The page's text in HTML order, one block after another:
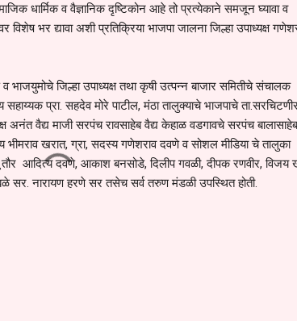
धार्मिक व वैज्ञानिक दृष्टिकोन आहे तो प्रत्येकाने समजून घ्यावा व
विशेष भर द्यावा अशी प्रतिक्रिया भाजपा जालना जिल्हा उपाध्यक्ष
भाजयुमोचे जिल्हा उपाध्यक्ष तथा कृषी उत्पन्न बाजार समितीचे संचालक
प्रा. सहदेव मोरे पाटील, मंठा तालुक्याचे भाजपाचे
अनंत वैद्य माजी सरपंच रावसाहेब वैद्य केहाळ वडगावचे सरपंच
भीमराव खरात, ग्रा, सदस्य गणेशराव दवणे व सोशल मीडिया चे तालुका
आदित्य दवणे, आकाश बनसोडे, दिलीप गवळी, दीपक रणवीर, विजय
सर. नारायण हरणे सर तसेच सर्व तरुण मंडळी उपस्थित होती.